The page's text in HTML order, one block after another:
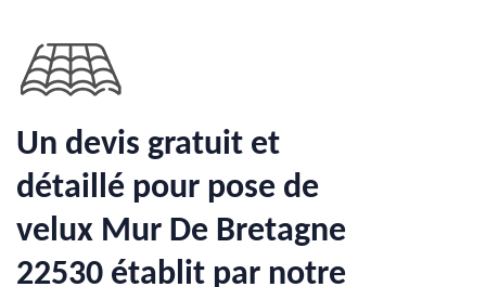
Un devis gratuit et
détaillé pour pose de
velux Mur De Bretagne
22530 établit par notre